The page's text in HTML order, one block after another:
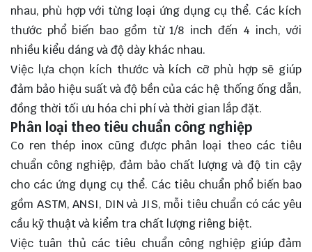
nhau, phù hợp với từng loại ứng dụng cụ thể. Các kích
thước phổ biến bao gồm từ 1/8 inch đến 4 inch, với
nhiều kiểu dáng và độ dày khác nhau.
Việc lựa chọn kích thước và kích cỡ phù hợp sẽ giúp
đảm bảo hiệu suất và độ bền của các hệ thống ống dẫn,
đồng thời tối ưu hóa chi phí và thời gian lắp đặt.
Phân loại theo tiêu chuẩn công nghiệp
Co ren thép inox cũng được phân loại theo các tiêu
chuẩn công nghiệp, đảm bảo chất lượng và độ tin cậy
cho các ứng dụng cụ thể. Các tiêu chuẩn phổ biến bao
gồm ASTM, ANSI, DIN và JIS, mỗi tiêu chuẩn có các yêu
cầu kỹ thuật và kiểm tra chất lượng riêng biệt.
Việc tuân thủ các tiêu chuẩn công nghiệp giúp đảm